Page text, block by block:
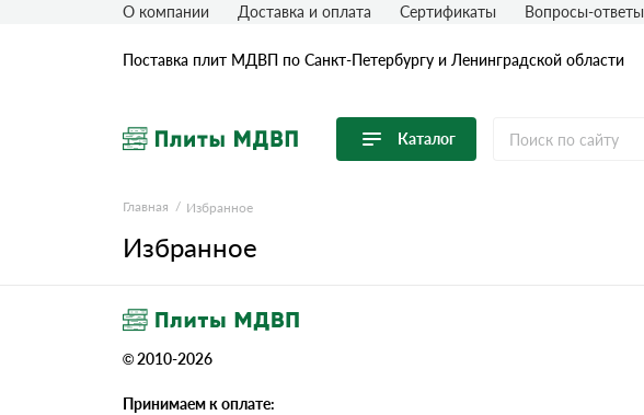
Поставка плит МДВП по Санкт-Петербургу и Ленинградской области
Каталог
Перейти в каталог
Продуктовые линейки
STEICO
О компании Доставка и оплата Сертификаты Вопросы-ответы
Главная Избранное
Избранное
© 2010-2026
Принимаем к оплате: